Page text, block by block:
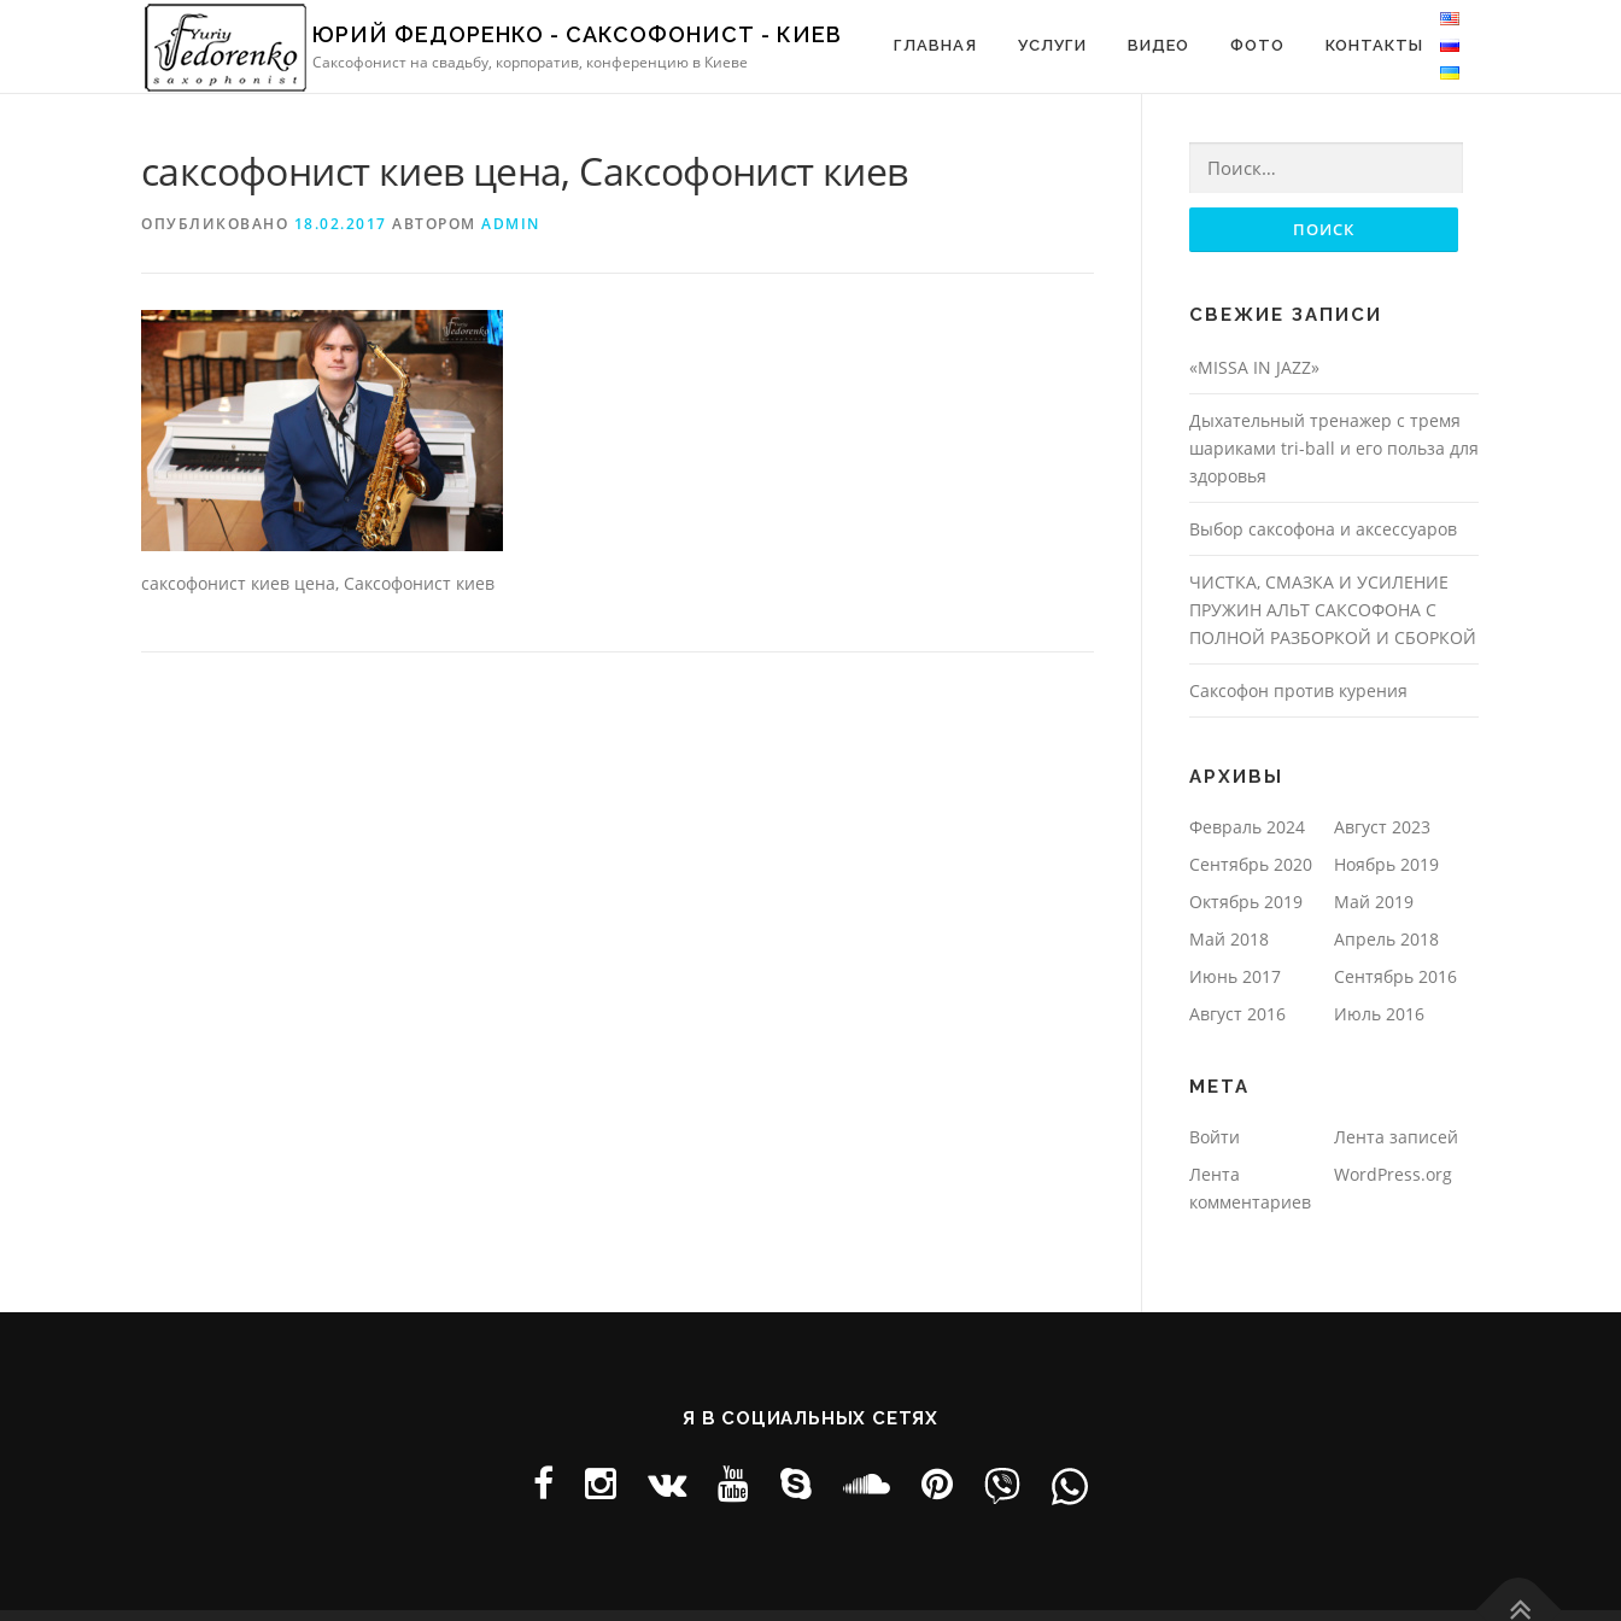
ЮРИЙ ФЕДОРЕНКО - САКСОФОНИСТ - КИЕВ
Саксофонист на свадьбу, корпоратив, конференцию в Киеве
ГЛАВНАЯ УСЛУГИ ВИДЕО ФОТО КОНТАКТЫ
саксофонист киев цена, Саксофонист киев
ОПУБЛИКОВАНО 18.02.2017 АВТОРОМ ADMIN
саксофонист киев цена, Саксофонист киев
СВЕЖИЕ ЗАПИСИ
«MISSA IN JAZZ»
Дыхательный тренажер с тремя
шариками tri-ball и его польза для
здоровья
Выбор саксофона и аксессуаров
ЧИСТКА, СМАЗКА И УСИЛЕНИЕ
ПРУЖИН АЛЬТ САКСОФОНА С
ПОЛНОЙ РАЗБОРКОЙ И СБОРКОЙ
Саксофон против курения
АРХИВЫ
Февраль 2024
Август 2023
Сентябрь 2020
Ноябрь 2019
Октябрь 2019
Май 2019
Май 2018
Апрель 2018
Июнь 2017
Сентябрь 2016
Август 2016
Июль 2016
МЕТА
Войти
Лента записей
Лента
комментариев
WordPress.org
Я В СОЦИАЛЬНЫХ СЕТЯХ